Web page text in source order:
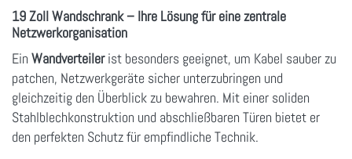
19 Zoll Wandschrank – Ihre Lösung für eine zentrale
Netzwerkorganisation
Ein Wandverteilerist besonders geeignet, um Kabel sauber zu
patchen, Netzwerkgeräte sicher unterzubringen und
gleichzeitig den Überblick zu bewahren. Mit einer soliden
Stahlblechkonstruktion und abschließbaren Türen bietet er
den perfekten Schutz für empfindliche Technik.